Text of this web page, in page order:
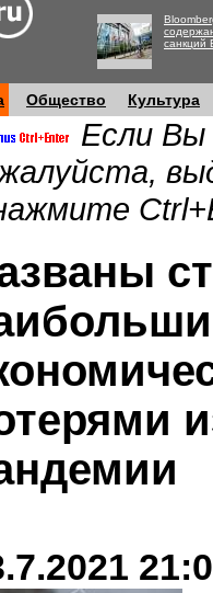
санкций
Общество Культура
Если Вы